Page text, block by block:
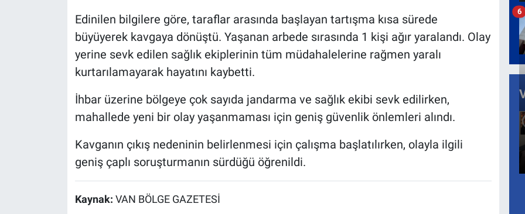
Edinilen bilgilere göre, taraflar arasında başlayan tartışma kısa sürede
büyüyerek kavgaya dönüştü. Yaşanan arbede sırasında 1 kişi ağır yaralandı. Olay
yerine sevk edilen sağlık ekiplerinin tüm müdahalelerine rağmen yaralı
kurtarılamayarak hayatını kaybetti.
İhbar üzerine bölgeye çok sayıda jandarma ve sağlık ekibi sevk edilirken,
mahallede yeni bir olay yaşanmaması için geniş güvenlik önlemleri alındı.
Kavganın çıkış nedeninin belirlenmesi için çalışma başlatılırken, olayla ilgili
geniş çaplı soruşturmanın sürdüğü öğrenildi.
Kaynak: VAN BÖLGE GAZETESİ
6